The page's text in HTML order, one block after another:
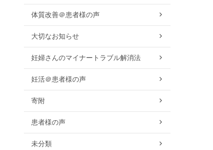
体質改善＠患者様の声
大切なお知らせ
妊婦さんのマイナートラブル解消法
妊活＠患者様の声
寄附
患者様の声
未分類